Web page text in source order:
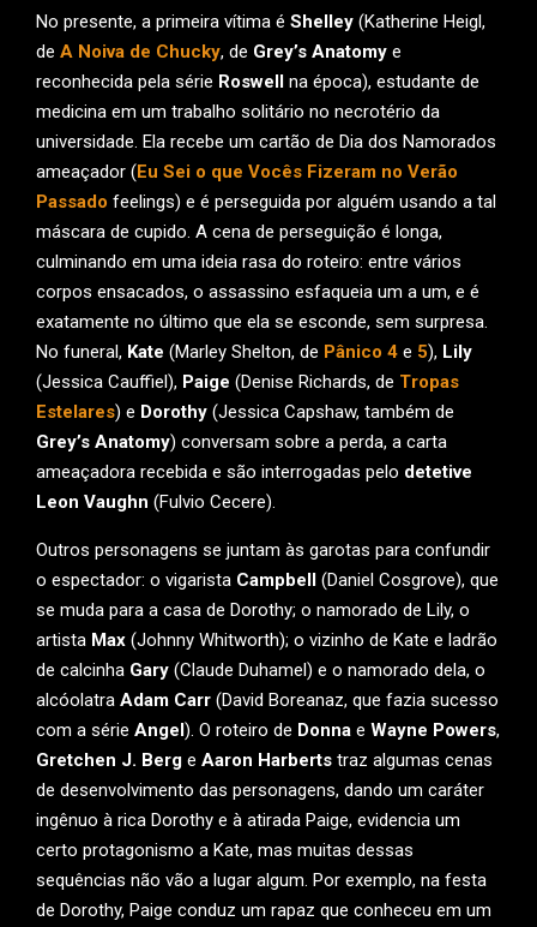
No presente, a primeira vítima é Shelley (Katherine Heigl,
de A Noiva de Chucky, de Grey’s Anatomy e
reconhecida pela série Roswell
na época), estudante de
medicina em um trabalho solitário no necrotério da
universidade. Ela recebe um cartão de Dia dos Namorados
ameaçador (Eu Sei o que Vocês Fizeram no Verão
Passado feelings) e é perseguida por alguém usando a tal
máscara de cupido. A cena de perseguição é longa,
culminando em uma ideia rasa do roteiro: entre vários
corpos ensacados, o assassino esfaqueia um a um, e é
exatamente no último que ela se esconde, sem surpresa.
No funeral, Kate (Marley Shelton, de Pânico 4 e 5), Lily
(Jessica Cauffiel), Paige (Denise Richards, de Tropas
Estelares) e Dorothy (Jessica Capshaw, também de
Grey’s Anatomy) conversam sobre a perda, a carta
ameaçadora recebida e são interrogadas pelo detetive
Leon Vaughn (Fulvio Cecere).
Outros personagens se juntam às garotas para confundir
o espectador: o vigarista Campbell
(Daniel Cosgrove), que
se muda para a casa de Dorothy; o namorado de Lily, o
artista Max (Johnny Whitworth); o vizinho de Kate e ladrão
de calcinha Gary (Claude Duhamel) e o namorado dela, o
alcóolatra Adam Carr (David Boreanaz, que fazia sucesso
com a série Angel ). O roteiro de Donna e Wayne Powers,
Gretchen J. Berg e Aaron Harberts traz algumas cenas
de desenvolvimento das personagens, dando um caráter
ingênuo à rica Dorothy e à atirada Paige, evidencia um
certo protagonismo a Kate, mas muitas dessas
sequências não vão a lugar algum. Por exemplo, na festa
de Dorothy, Paige conduz um rapaz que conheceu em um